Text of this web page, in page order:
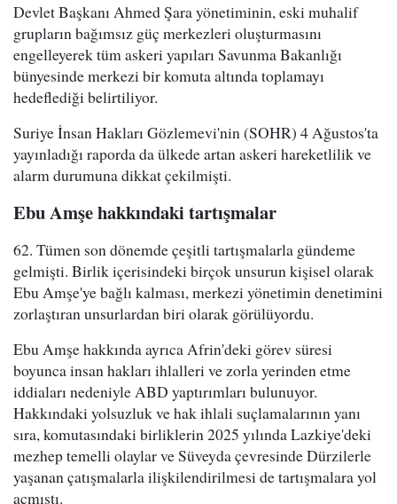
Devlet Başkanı Ahmed Şara yönetiminin, eski muhalif
grupların bağımsız güç merkezleri oluşturmasını
engelleyerek tüm askeri yapıları Savunma Bakanlığı
bünyesinde merkezi bir komuta altında toplamayı
hedeflediği belirtiliyor.
Suriye İnsan Hakları Gözlemevi'nin (SOHR) 4 Ağustos'ta
yayınladığı raporda da ülkede artan askeri hareketlilik ve
alarm durumuna dikkat çekilmişti.
Ebu Amşe hakkındaki tartışmalar
62. Tümen son dönemde çeşitli tartışmalarla gündeme
gelmişti. Birlik içerisindeki birçok unsurun kişisel olarak
Ebu Amşe'ye bağlı kalması, merkezi yönetimin denetimini
zorlaştıran unsurlardan biri olarak görülüyordu.
Ebu Amşe hakkında ayrıca Afrin'deki görev süresi
boyunca insan hakları ihlalleri ve zorla yerinden etme
iddiaları nedeniyle ABD yaptırımları bulunuyor.
Hakkındaki yolsuzluk ve hak ihlali suçlamalarının yanı
sıra, komutasındaki birliklerin 2025 yılında Lazkiye'deki
mezhep temelli olaylar ve Süveyda çevresinde Dürzilerle
yaşanan çatışmalarla ilişkilendirilmesi de tartışmalara yol
açmıştı.